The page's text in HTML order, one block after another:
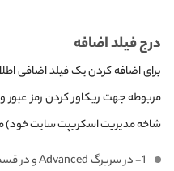
درج فیلد اضافه
برای اضافه کردن یک فیلد اضافی
مربوطه جهت ریکاور کردن رمز عبور
شاخه مدیریت اسکریپت سایت خود)